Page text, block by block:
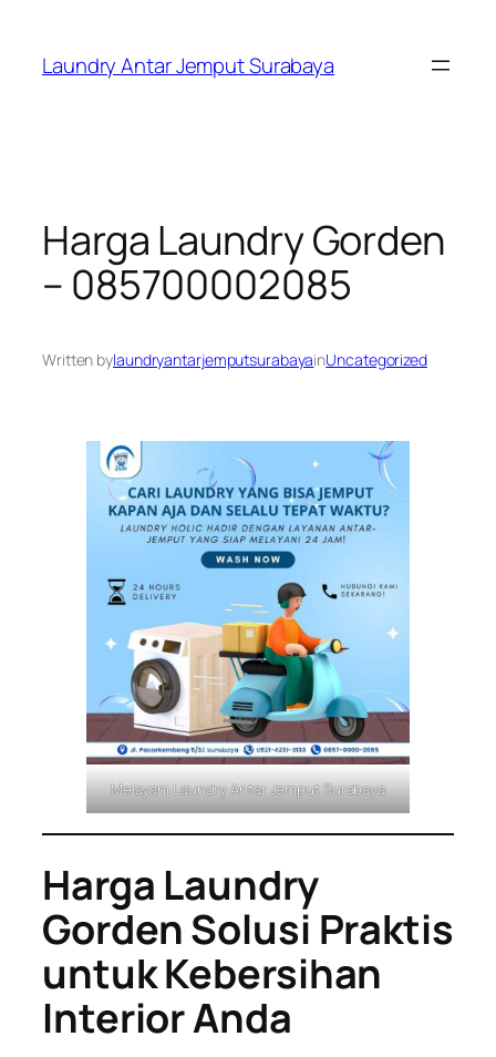
content
Laundry Antar Jemput Surabaya
Harga Laundry Gorden
– 085700002085
Written bylaundryantarjemputsurabayainUncategorized
Melayani Laundry Antar Jemput Surabaya
Harga Laundry
Gorden Solusi Praktis
untuk Kebersihan
Interior Anda